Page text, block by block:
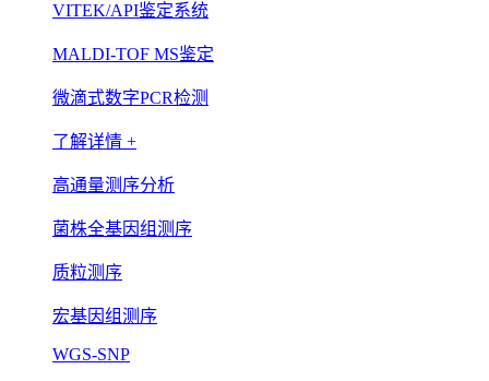
VITEK/API鉴定系统
MALDI-TOF MS鉴定
微滴式数字PCR检测
了解详情 +
高通量测序分析
菌株全基因组测序
质粒测序
宏基因组测序
WGS-SNP